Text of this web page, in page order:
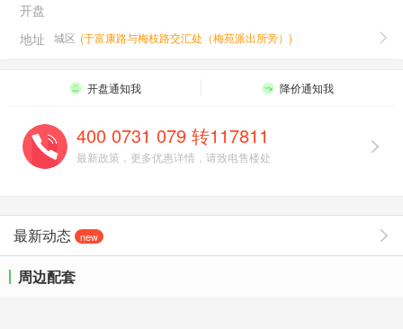
开盘
地址
城区 (于富康路与梅枝路交汇处（梅苑派出所旁） )
开盘通知我 降价通知我
400 0731 079 转117811
最新政策，更多优惠详情，请致电售楼处
最新动态 new
周边配套